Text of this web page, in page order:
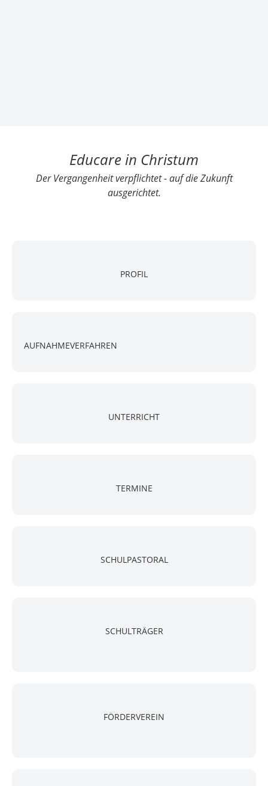
Educare in Christum
Der Vergangenheit verpflichtet - auf die Zukunft
ausgerichtet.
PROFIL
AUFNAHMEVERFAHREN
UNTERRICHT
TERMINE
SCHULPASTORAL
SCHULTRÄGER
FÖRDERVEREIN